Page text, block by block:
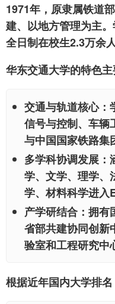
1971年，原隶属铁道
建、以地方管理为主
全日制在校生2.3万余
华东交通大学的特色
交通与轨道核心：
信号与控制、车辆
与中国国家铁路集
多学科协调发展
学、文学、理学、
学、材料科学进入
产学研结合 ：拥
省部共建协同创新
验室和工程研究中
根据近年国内大学排名